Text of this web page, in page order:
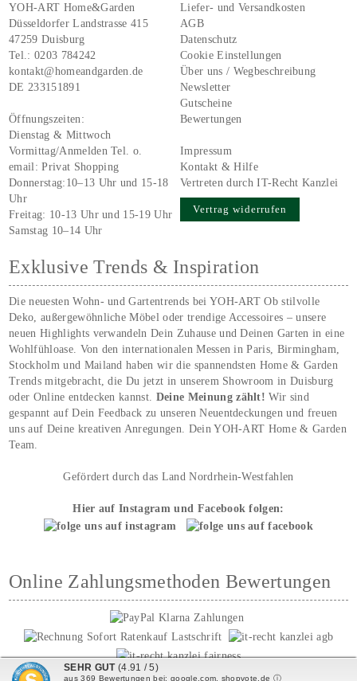
YOH-ART Home&Garden
Düsseldorfer Landstrasse 415
47259 Duisburg
Tel.:0203 784242
kontakt@homeandgarden.de
DE 233151891
Öffnungszeiten:
Dienstag & Mittwoch
Vormittag/Anmelden Tel. o.
email:Privat Shopping
Donnerstag:10–13 Uhr und 15-18
Uhr
Freitag: 10-13 Uhr und 15-19 Uhr
Samstag 10–14 Uhr
Liefer- und Versandkosten
AGB
Datenschutz
Cookie Einstellungen
Über uns / Wegbeschreibung
Newsletter
Gutscheine
Bewertungen
Impressum
Kontakt & Hilfe
Vertreten durch IT-Recht Kanzlei
Vertrag widerrufen
Exklusive Trends & Inspiration
Die neuesten Wohn- und Gartentrends bei YOH‑ART Ob stilvolle
Deko, außergewöhnliche Möbel oder trendige Accessoires – unsere
neuen Highlights verwandeln Dein Zuhause und Deinen Garten in eine
Wohlfühloase. Von den internationalen Messen in Paris, Birmingham,
Stockholm und Mailand haben wir die spannendsten Home & Garden
Trends mitgebracht, die Du jetzt in unserem Showroom in Duisburg
oder Online entdecken kannst. Deine Meinung zählt!Wir sind
gespannt auf Dein Feedback zu unseren Neuentdeckungen und freuen
uns auf Deine kreativen Anregungen. Dein YOH‑ART Home & Garden
Team.
Gefördert durch das Land Nordrhein-Westfahlen
Hier auf Instagram und Facebook folgen:
Online Zahlungsmethoden Bewertungen
SEHR GUT (4.91 / 5)
aus369 Bewertungen bei: google.com, shopvote.de ⓘ